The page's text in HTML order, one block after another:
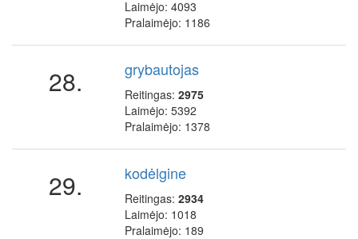
Laimėjo: 4093
Pralaimėjo: 1186
28. grybautojas
Reitingas: 2975
Laimėjo: 5392
Pralaimėjo: 1378
29. kodėlgine
Reitingas: 2934
Laimėjo: 1018
Pralaimėjo: 189